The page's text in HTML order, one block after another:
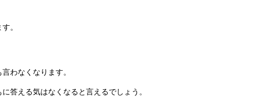
。
わなくなります。
答える気はなくなると言えるでしょう。